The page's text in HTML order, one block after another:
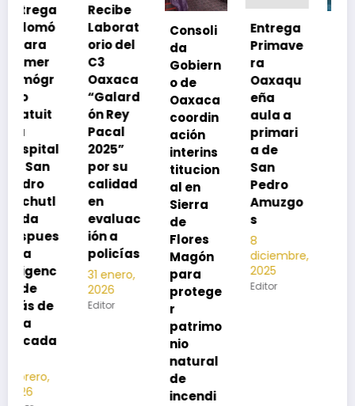
Recibe
Laborat
orio del
C3
Oaxaca
ón Rey
2025”
por su
calidad
en
evaluac
ión a
policías
31 enero,
2026
Editor
Consoli
da
o de
Oaxaca
coordin
ación
interins
titucion
al en
de
Flores
Magón
para
protege
r
Entrega
ra
Oaxaqu
eña
aula a
primari
a de
San
Pedro
Amuzgo
8
diciembre,
2025
Editor
Exhorta
SSO a
rse de
neumoc
oco
para
preveni
r la
neumon
ía
2025
Editor